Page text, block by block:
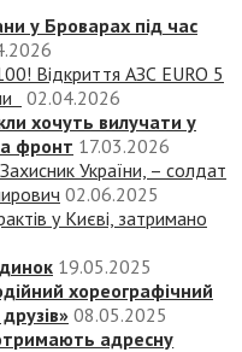
у Броварах під час
Відкриття АЗС EURO 5
02.04.2026
хочуть вилучати у
фронт 17.03.2026
України, – солдат
02.06.2025
у Києві, затримано
19.05.2025
хореографічний
08.05.2025
адресну